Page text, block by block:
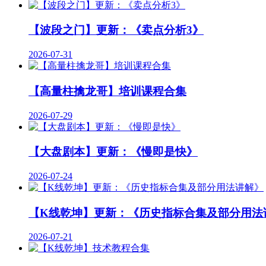
【波段之门】更新：《卖点分析3》
2026-07-31
【高量柱擒龙哥】培训课程合集
2026-07-29
【大盘剧本】更新：《慢即是快》
2026-07-24
【K线乾坤】更新：《历史指标合集及部分用
2026-07-21